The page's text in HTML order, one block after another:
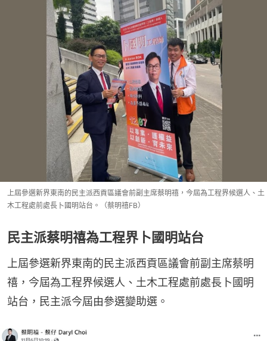
上屆參選新界東南的民主派西貢區議會前副主席蔡明禧，今屆為工程界候選人、土
木工程處前處長卜國明站台。（蔡明禧FB）
民主派蔡明禧為工程界卜國明站台
上屆參選新界東南的民主派西貢區議會前副主席蔡明
禧，今屆為工程界候選人、土木工程處前處長卜國明
站台，民主派今屆由參選變助選。